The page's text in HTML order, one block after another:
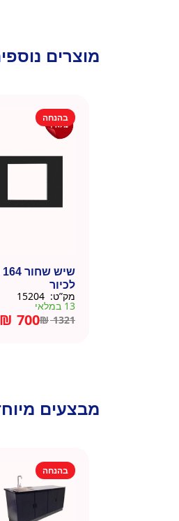
מוצרים
בהנחה
לכיור
מק”ט:
13 במלאי
₪1321
₪ 700
מבצעים
בהנחה